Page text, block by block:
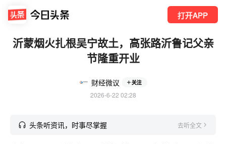
打开APP
沂蒙烟火扎根吴宁故土，高张路沂鲁记父亲
节隆重开业
财经微议 关注
2026-6-22 02:28
头条听资讯，时事尽掌握 去听全文